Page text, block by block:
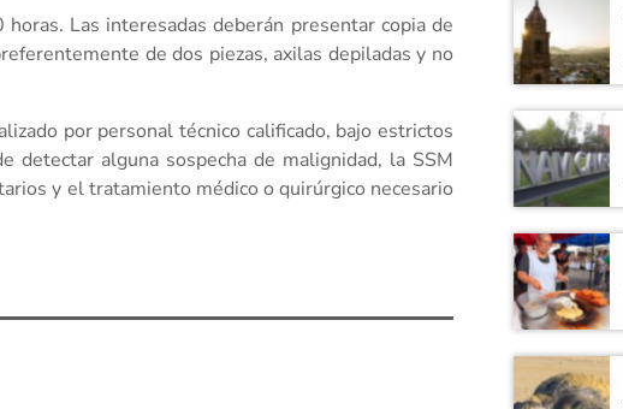
Las interesadas deberán presentar copia de
de dos piezas, axilas depiladas y no
por personal técnico calificado, bajo estrictos
detectar alguna sospecha de malignidad, la SSM
y el tratamiento médico o quirúrgico necesario